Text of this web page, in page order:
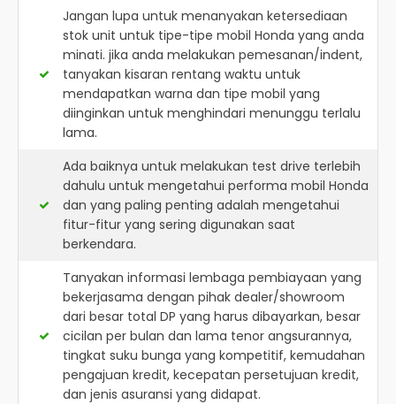
Jangan lupa untuk menanyakan ketersediaan
stok unit untuk tipe-tipe mobil Honda yang anda
minati. jika anda melakukan pemesanan/indent,
tanyakan kisaran rentang waktu untuk
mendapatkan warna dan tipe mobil yang
diinginkan untuk menghindari menunggu terlalu
lama.
Ada baiknya untuk melakukan test drive terlebih
dahulu untuk mengetahui performa mobil Honda
dan yang paling penting adalah mengetahui
fitur-fitur yang sering digunakan saat
berkendara.
Tanyakan informasi lembaga pembiayaan yang
bekerjasama dengan pihak dealer/showroom
dari besar total DP yang harus dibayarkan, besar
cicilan per bulan dan lama tenor angsurannya,
tingkat suku bunga yang kompetitif, kemudahan
pengajuan kredit, kecepatan persetujuan kredit,
dan jenis asuransi yang didapat.